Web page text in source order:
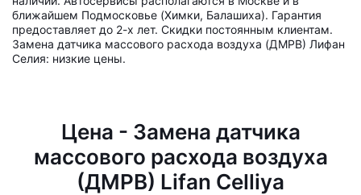
ближайшем Подмосковье (Химки, Балашиха). Гарантия
предоставляет до 2-х лет. Скидки постоянным клиентам.
Замена датчика массового расхода воздуха (ДМРВ) Лифан
Селия: низкие цены.
Цена - Замена датчика
массового расхода воздуха
(ДМРВ) Lifan Celliya